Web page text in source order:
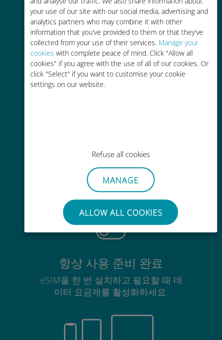
your use of our site with our social media, advertising and
analytics partners who may combine it with other
information that you've provided to them or that they've
collected from your use of their services. Manage your
cookies with complete peace of mind. Click "Allow all
cookies" if you agree with the use of all of our cookies. Or
click "Select" if you want to customise your cookie
settings on our website.
Refuse all cookies
MANAGE
ALLOW ALL COOKIES
간편한 충전
Wi-Fi나 남은 데이터가 없어도 Ubigi
간편한
기존 SIM 카드를 제거할 필요가 없습
니다.
항상 사용 준비 완료
eSIM을 한 번 설치하고 필요할 때 데
이터 요금제를 활성화하세요.